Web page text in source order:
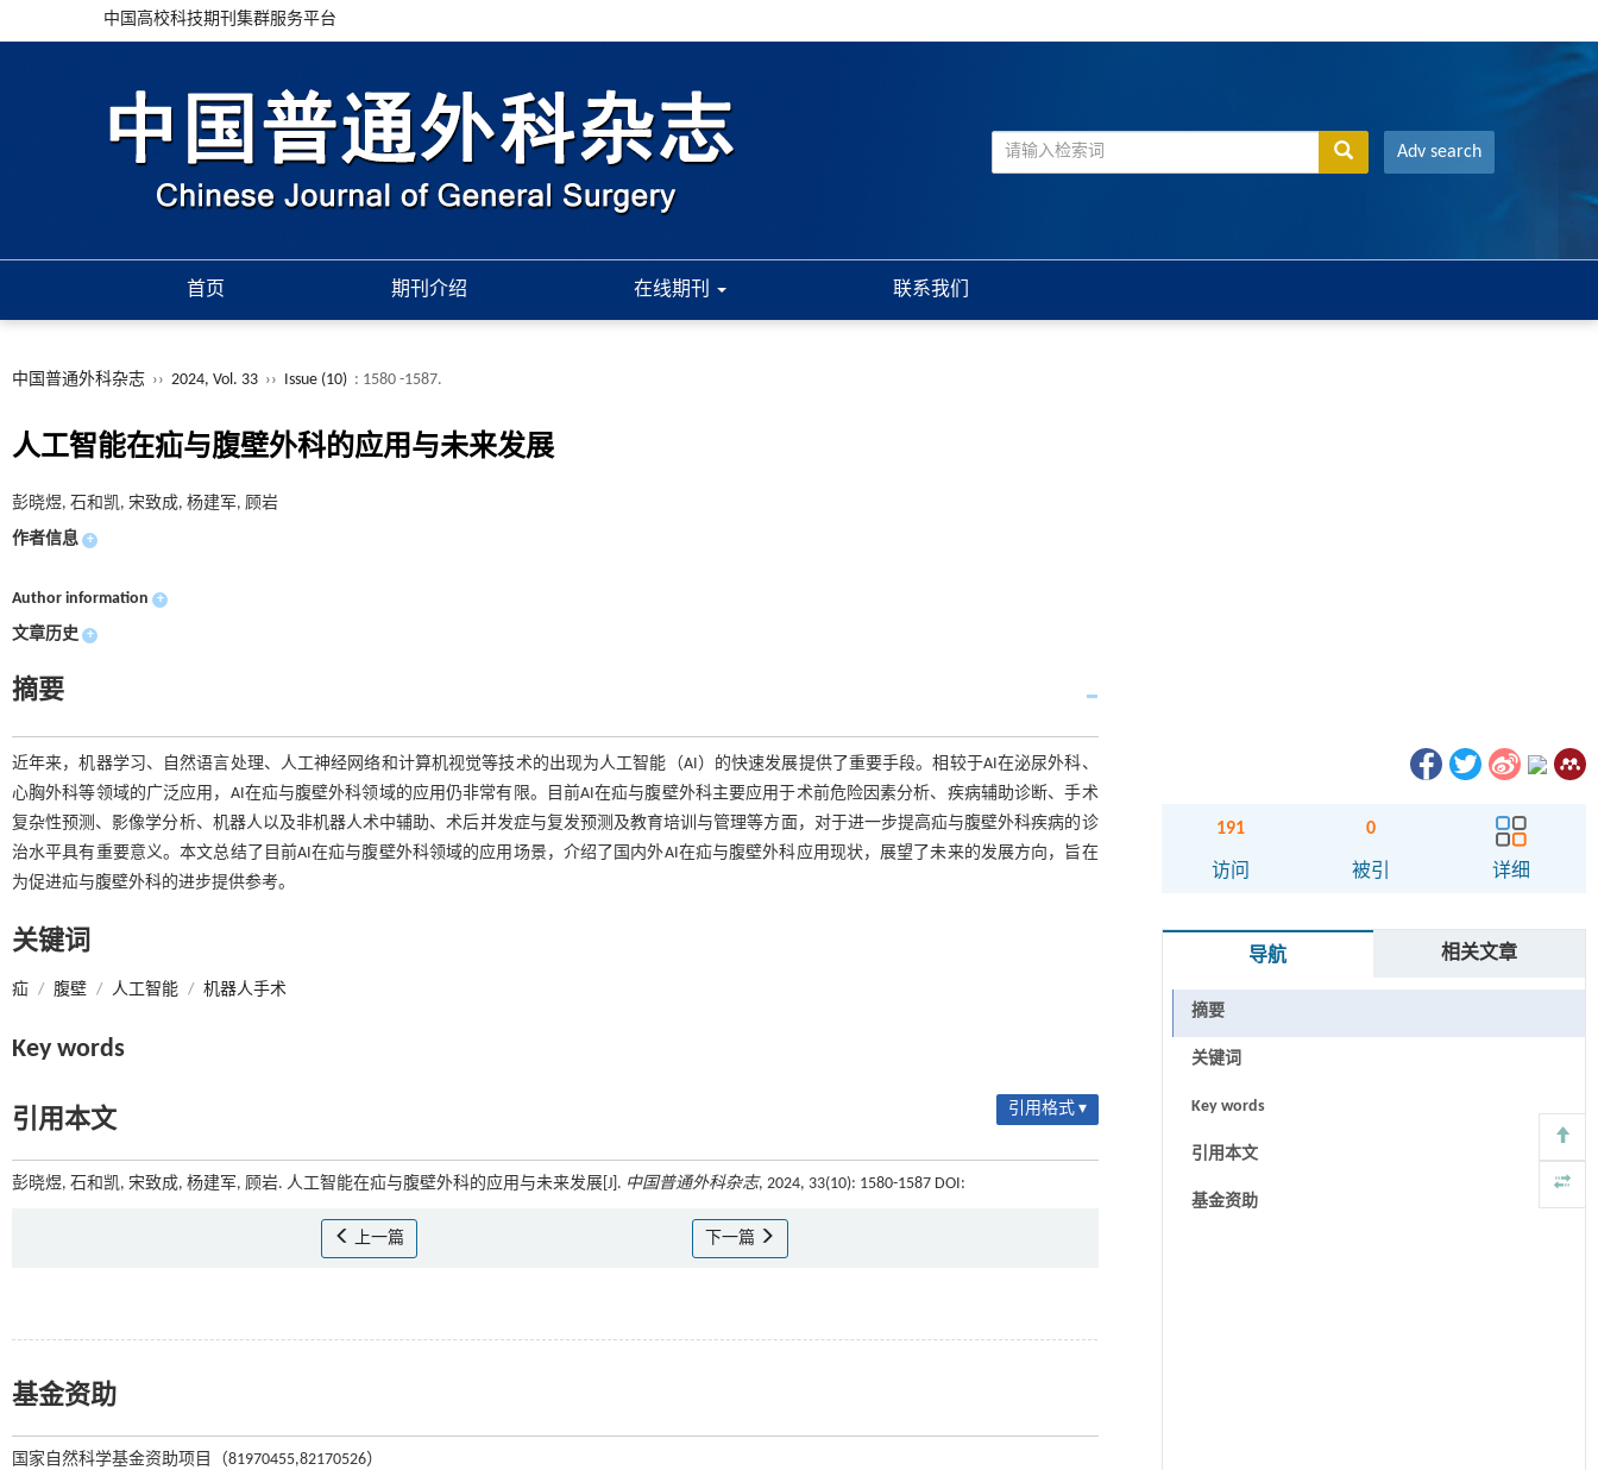
中国高校科技期刊集群服务平台
Adv search
首页 期刊介绍 在线期刊 联系我们
中国普通外科杂志 ›› 2024, Vol. 33 ›› Issue (10) : 1580 -1587.
人工智能在疝与腹壁外科的应用与未来发展
彭晓煜, 石和凯, 宋致成, 杨建军, 顾岩
作者信息 +
Author information +
文章历史 +
摘要
近年来，机器学习、自然语言处理、人工神经网络和计算机视觉等技术的出现为人工智能（AI）的快速发展提供了重要手段。相较于AI在泌尿外科、
心胸外科等领域的广泛应用，AI在疝与腹壁外科领域的应用仍非常有限。目前AI在疝与腹壁外科主要应用于术前危险因素分析、疾病辅助诊断、手术
复杂性预测、影像学分析、机器人以及非机器人术中辅助、术后并发症与复发预测及教育培训与管理等方面，对于进一步提高疝与腹壁外科疾病的诊
治水平具有重要意义。本文总结了目前AI在疝与腹壁外科领域的应用场景，介绍了国内外AI在疝与腹壁外科应用现状，展望了未来的发展方向，旨在
为促进疝与腹壁外科的进步提供参考。
关键词
疝 / 腹壁 / 人工智能 / 机器人手术
Key words
引用本文 引用格式 ▾
彭晓煜, 石和凯, 宋致成, 杨建军, 顾岩. 人工智能在疝与腹壁外科的应用与未来发展[J]. 中国普通外科杂志, 2024, 33(10): 1580-1587 DOI:
上一篇 下一篇
基金资助
国家自然科学基金资助项目（81970455,82170526）
191
访问
0
被引 详细
导航 相关文章
摘要
关键词
Key words
引用本文
基金资助